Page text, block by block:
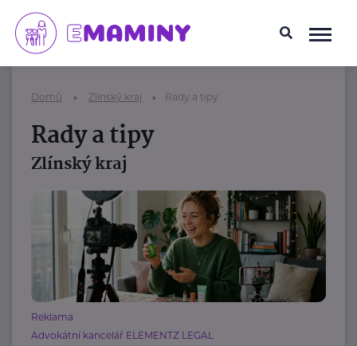
Domů Zlínský kraj Rady a tipy
Rady a tipy
Zlínský kraj
Reklama
Advokátní kancelář ELEMENTZ LEGAL